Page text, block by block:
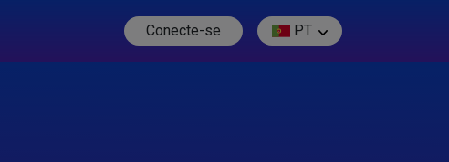
Conecte-se PT